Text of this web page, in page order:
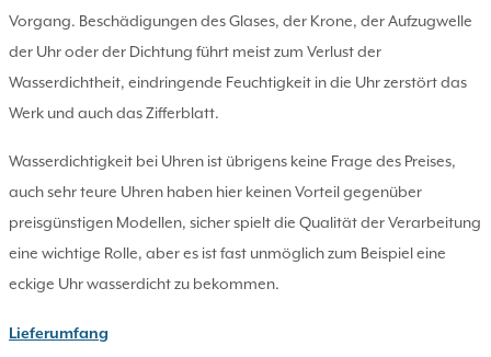
Vorgang. Beschädigungen des Glases, der Krone, der Aufzugwelle
der Uhr oder der Dichtung führt meist zum Verlust der
Wasserdichtheit, eindringende Feuchtigkeit in die Uhr zerstört das
Werk und auch das Zifferblatt.
Wasserdichtigkeit bei Uhren ist übrigens keine Frage des Preises,
auch sehr teure Uhren haben hier keinen Vorteil gegenüber
preisgünstigen Modellen, sicher spielt die Qualität der Verarbeitung
eine wichtige Rolle, aber es ist fast unmöglich zum Beispiel eine
eckige Uhr wasserdicht zu bekommen.
Lieferumfang